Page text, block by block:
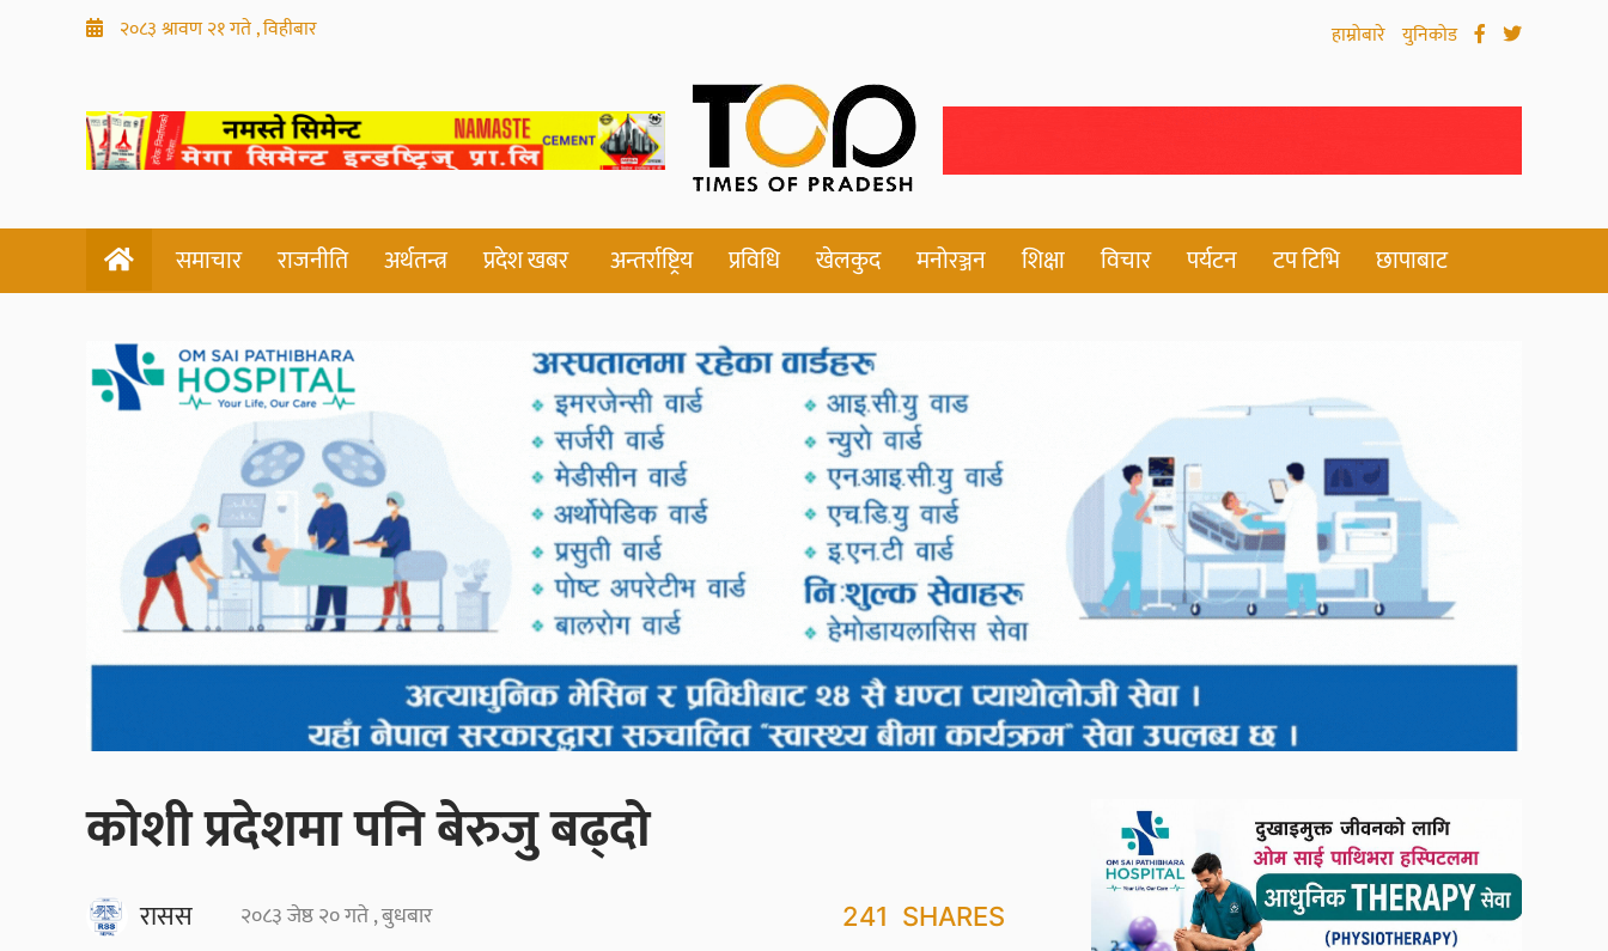
२०८३ श्रावण २१ गते , विहीबार हाम्रोबारे युनिकोड
समाचार राजनीति अर्थतन्त्र प्रदेश खबर अन्तर्राष्ट्रिय प्रविधि खेलकुद मनोरञ्जन शिक्षा विचार पर्यटन टप टिभि छापाबाट
कोशी प्रदेशमा पनि बेरुजु बढ्दो
रासस २०८३ जेष्ठ २० गते , बुधबार 241 SHARES